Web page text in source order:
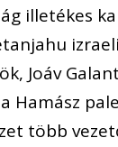
illetékes
izraeli
Joáv
Hamász
több